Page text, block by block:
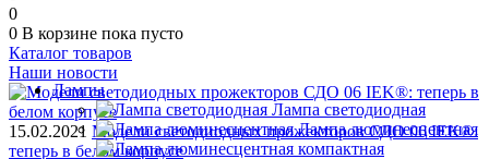
0
0 В корзине пока пусто
Каталог товаров
Лампы
Лампа светодиодная
Лампа люминесцентная
Наши новости
15.02.2021 Модели светодиодных прожекторов СДО 06 IEK®:
теперь в белом корпусе